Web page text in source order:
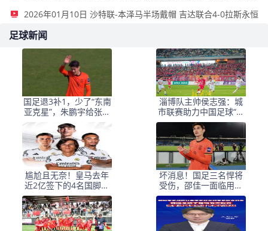
2026年01月10日 沙特联-本泽马半场戴帽 吉达联合4-0拉斯永恒
足球新闻
国足退3补1，少了“东南
亚克星”，朱鹏宇给张玉
宁当替补 防线不稳
淄博队主帅侯志强：城
市联赛助力中国足球“基
础建设”｜专访
尴尬且无奈！皇马去年
近2亿签下的4名国脚新
援，今夏均无缘世界杯
坏消息！国足三名悍将
受伤，邵佳一面临用人
荒，武磊也难出场